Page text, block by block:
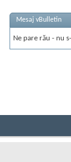
Mesaj vBulletin
Ne pare rău - nu